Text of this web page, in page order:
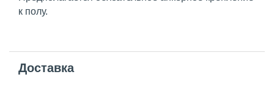
к полу.
Доставка